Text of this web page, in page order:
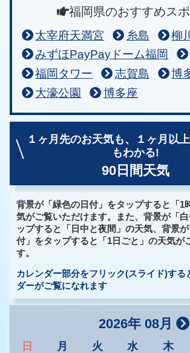
福岡県のおすすめス
太宰府天満宮 糸島
柳川
みずほPayPayドーム福岡
福岡タワー
志賀島
博
大濠公園
博多座
１ヶ月先のお天気も、
１ヶ月以
もわかる!
90日間天気
背景が「緑色の日付」をタップすると「1
気がご覧いただけます。また、背景が「
ップすると「日中と夜間」の天気、背景
付」をタップすると「1日ごと」の天気が
す。
カレンダー部分をフリック(スライド)する
ダーがご覧になれます
2026年 08月
日 月 火 水 木